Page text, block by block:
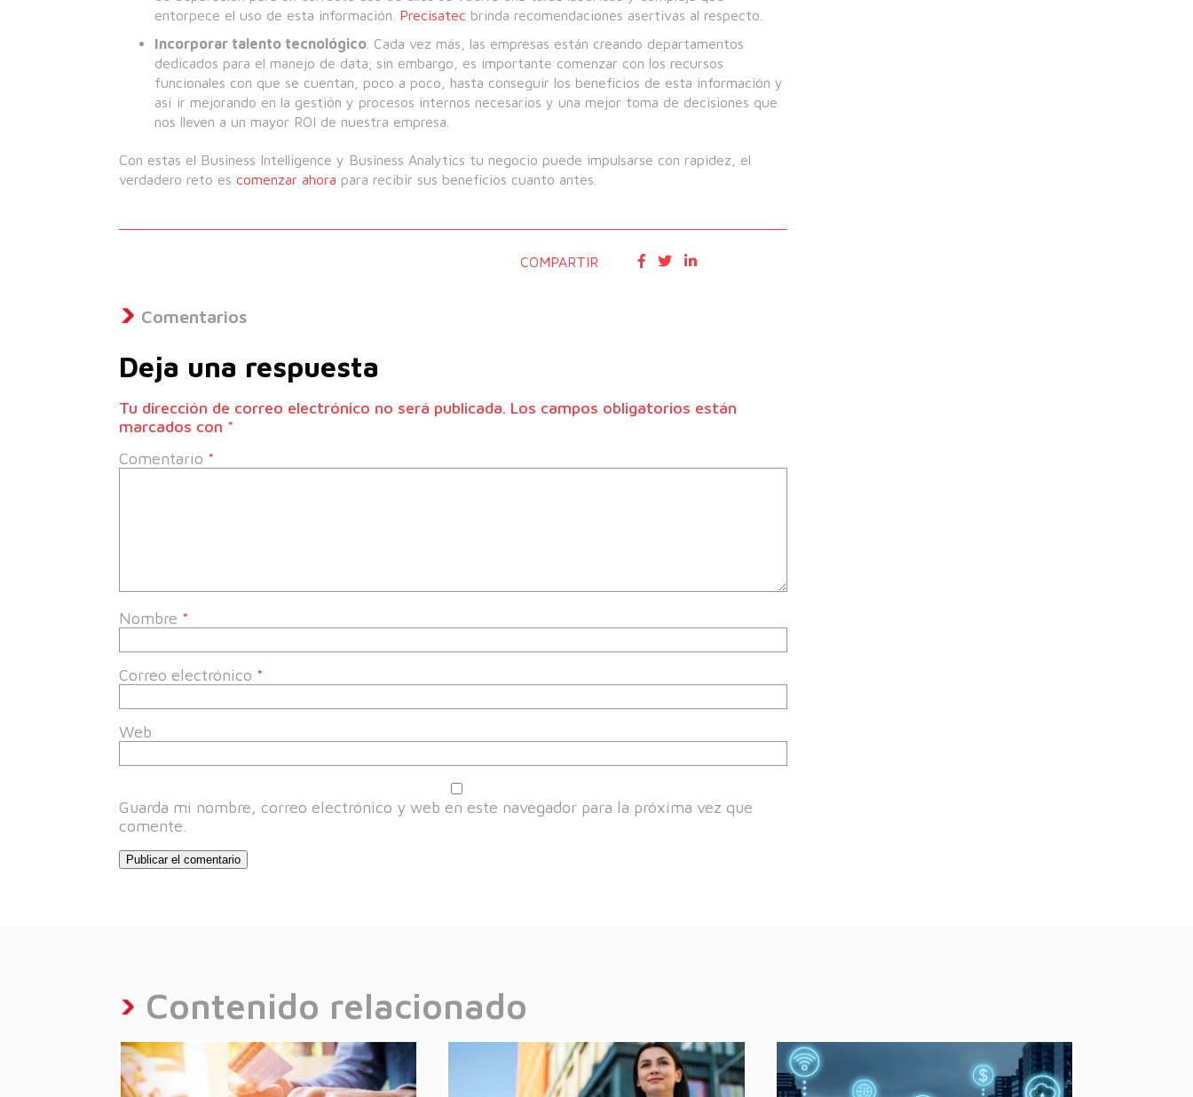
entorpece el uso de esta información. Precisatec brinda recomendaciones asertivas al respecto.
Incorporar talento tecnológico. Cada vez más, las empresas están creando departamentos
dedicados para el manejo de data; sin embargo, es importante comenzar con los recursos
funcionales con que se cuentan, poco a poco, hasta conseguir los beneficios de esta información y
así ir mejorando en la gestión y procesos internos necesarios y una mejor toma de decisiones que
nos lleven a un mayor ROI de nuestra empresa.
Con estas el Business Intelligence y Business Analytics tu negocio puede impulsarse con rapidez, el
verdadero reto es comenzar ahora para recibir sus beneficios cuanto antes.
COMPARTIR
Comentarios
Deja una respuesta
Tu dirección de correo electrónico no será publicada. Los campos obligatorios están
marcados con *
Comentario *
Nombre *
Correo electrónico *
Web
Guarda mi nombre, correo electrónico y web en este navegador para la próxima vez que
comente.
Contenido relacionado